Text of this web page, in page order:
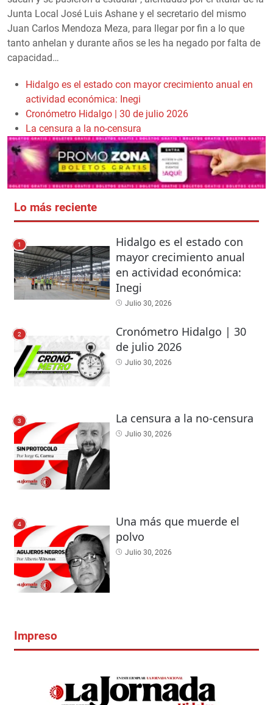
Junta Local José Luis Ashane y el secretario del mismo
Juan Carlos Mendoza Meza, para llegar por fin a lo que
tanto anhelan y durante años se les ha negado por falta de
capacidad…
Hidalgo es el estado con mayor crecimiento anual en
actividad económica: Inegi
Cronómetro Hidalgo | 30 de julio 2026
La censura a la no-censura
Lo más reciente
1
Hidalgo es el estado con
mayor crecimiento anual
en actividad económica:
Inegi
Julio 30, 2026
2
Cronómetro Hidalgo | 30
de julio 2026
Julio 30, 2026
3 La censura a la no-censura
Julio 30, 2026
4
Una más que muerde el
polvo
Julio 30, 2026
Impreso